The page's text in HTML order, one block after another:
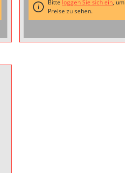
Bitte loggen Sie sich ein, um
Preise zu sehen.